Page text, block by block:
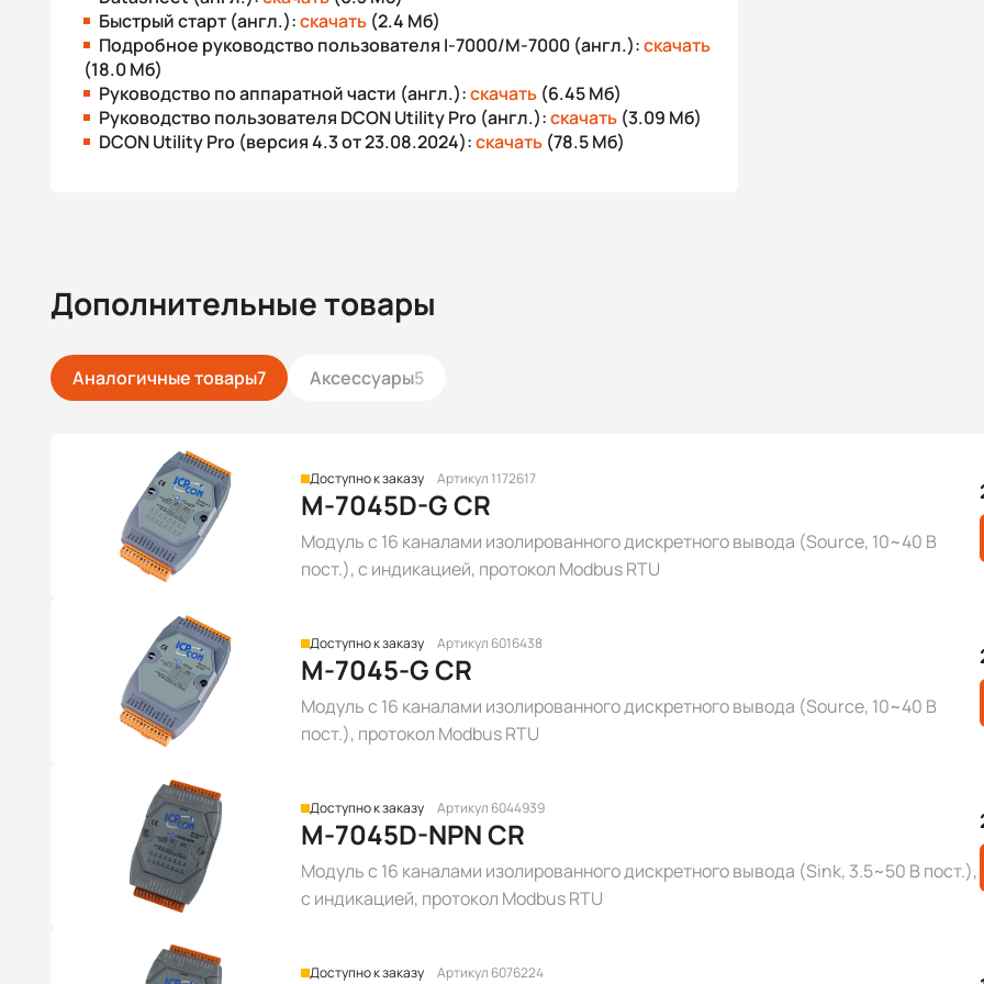
Быстрый старт (англ.):скачать (2.4 Мб)
Подробное руководство пользователя I-7000/M-7000 (англ.):скачать
(18.0 Мб)
Руководство по аппаратной части (англ.):скачать (6.45 Мб)
Руководство пользователя DCON Utility Pro (англ.):скачать (3.09 Мб)
DCON Utility Pro (версия 4.3 от 23.08.2024):скачать (78.5 Мб)
Дополнительные товары
Аналогичные товары7 Аксессуары5
Доступно к заказу Артикул 1172617
M-7045D-G CR
Модуль с 16 каналами изолированного дискретного вывода (Source, 10~40 В
пост.), с индикацией, протокол Modbus RTU
Доступно к заказу Артикул 6016438
M-7045-G CR
Модуль с 16 каналами изолированного дискретного вывода (Source, 10~40 В
пост.), протокол Modbus RTU
Доступно к заказу Артикул 6044939
M-7045D-NPN CR
Модуль с 16 каналами изолированного дискретного вывода (Sink, 3.5~50 В пост.),
с индикацией, протокол Modbus RTU
Доступно к заказу Артикул 6076224